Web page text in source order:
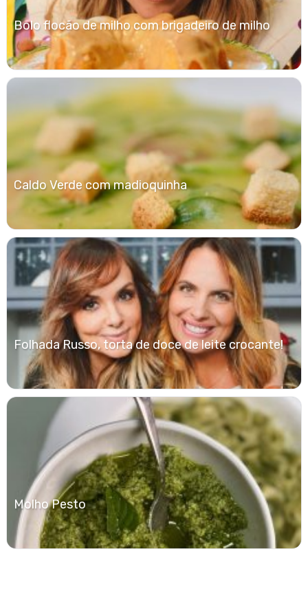
Bolo flocão de milho com brigadeiro de milho
Caldo Verde com madioquinha
Folhada Russo, torta de doce de leite crocante!
Molho Pesto